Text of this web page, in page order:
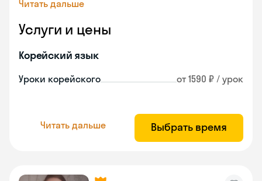
Читать дальше
Услуги и цены
Корейский язык
Уроки корейского от 1590 ₽ / урок
Читать дальше Выбрать время